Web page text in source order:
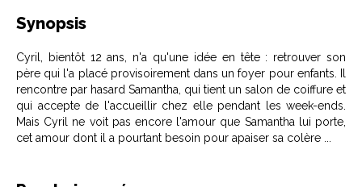
Synopsis
Cyril, bientôt 12 ans, n'a qu'une idée en tête : retrouver son
père qui l'a placé provisoirement dans un foyer pour enfants. Il
rencontre par hasard Samantha, qui tient un salon de coiffure et
qui accepte de l'accueillir chez elle pendant les week-ends.
Mais Cyril ne voit pas encore l'amour que Samantha lui porte,
cet amour dont il a pourtant besoin pour apaiser sa colère ...